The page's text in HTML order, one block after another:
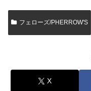
フェローズ/PHERROW'S
X